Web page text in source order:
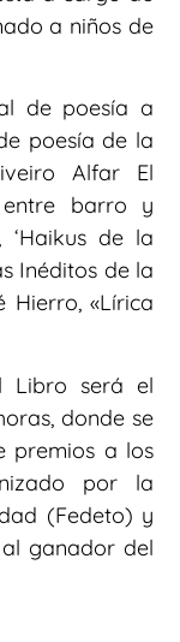
a niños de
de poesía a
poesía de la
Alfar El
entre barro y
de la
Inéditos de la
Hierro, «Lírica
Libro será el
donde se
premios a los
por la
(Fedeto) y
ganador del